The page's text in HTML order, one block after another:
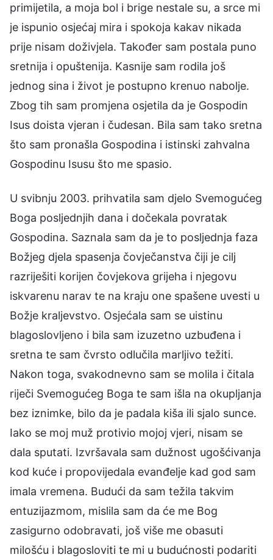
primijetila, a moja bol i brige nestale su, a srce mi
je ispunio osjećaj mira i spokoja kakav nikada
prije nisam doživjela. Također sam postala puno
sretnija i opuštenija. Kasnije sam rodila još
jednog sina i život je postupno krenuo nabolje.
Zbog tih sam promjena osjetila da je Gospodin
Isus doista vjeran i čudesan. Bila sam tako sretna
što sam pronašla Gospodina i istinski zahvalna
Gospodinu Isusu što me spasio.
U svibnju 2003. prihvatila sam djelo Svemogućeg
Boga posljednjih dana i dočekala povratak
Gospodina. Saznala sam da je to posljednja faza
Božjeg djela spasenja čovječanstva čiji je cilj
razriješiti korijen čovjekova grijeha i njegovu
iskvarenu narav te na kraju one spašene uvesti u
Božje kraljevstvo. Osjećala sam se uistinu
blagoslovljeno i bila sam izuzetno uzbuđena i
sretna te sam čvrsto odlučila marljivo težiti.
Nakon toga, svakodnevno sam se molila i čitala
riječi Svemogućeg Boga te sam išla na okupljanja
bez iznimke, bilo da je padala kiša ili sjalo sunce.
Iako se moj muž protivio mojoj vjeri, nisam se
dala sputati. Izvršavala sam dužnost ugošćivanja
kod kuće i propovijedala evanđelje kad god sam
imala vremena. Budući da sam težila takvim
entuzijazmom, mislila sam da će me Bog
zasigurno odobravati, još više me obasuti
milošću i blagosloviti te mi u budućnosti podariti